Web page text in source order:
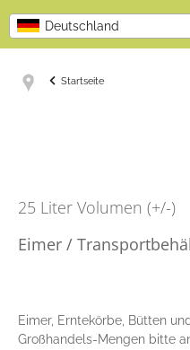
Deutschland
Startseite
25 Liter Volumen (+/-)
Eimer /
Eimer, Erntekörbe, Bütten
Großhandels-Mengen bitte